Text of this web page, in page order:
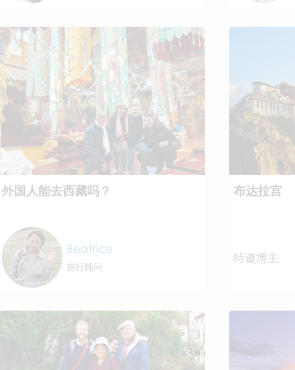
外国人能去西藏吗？
Beatrice
旅行顾问
布达拉宫
特邀博主